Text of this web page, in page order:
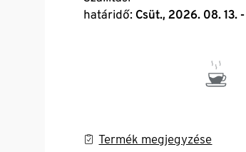
határidő: Csüt., 2026. 08. 13.
Termék megjegyzése